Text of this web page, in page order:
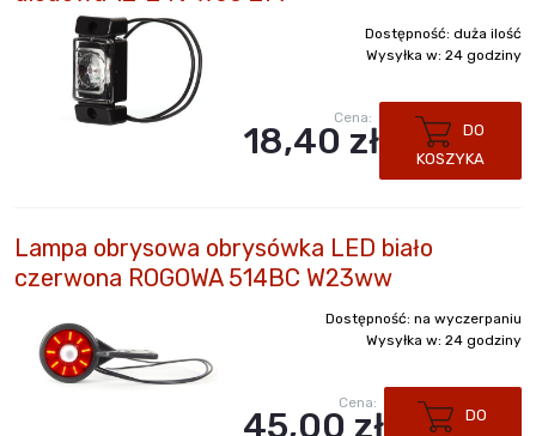
Dostępność: duża ilość
Wysyłka w: 24 godziny
Cena:
18,40 zł
DO
KOSZYKA
Lampa obrysowa obrysówka LED biało
czerwona ROGOWA 514BC W23ww
Dostępność: na wyczerpaniu
Wysyłka w: 24 godziny
Cena:
45,00 zł
DO